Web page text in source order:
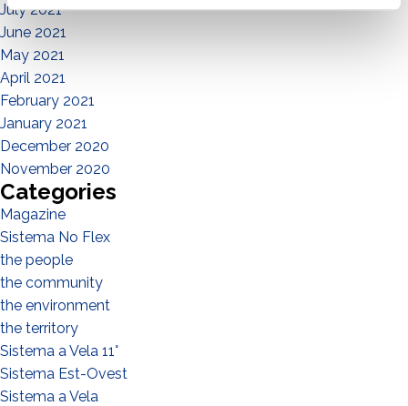
July 2021
June 2021
May 2021
April 2021
February 2021
January 2021
December 2020
November 2020
Categories
Magazine
Sistema No Flex
the people
the community
the environment
the territory
Sistema a Vela 11°
Sistema Est-Ovest
Sistema a Vela